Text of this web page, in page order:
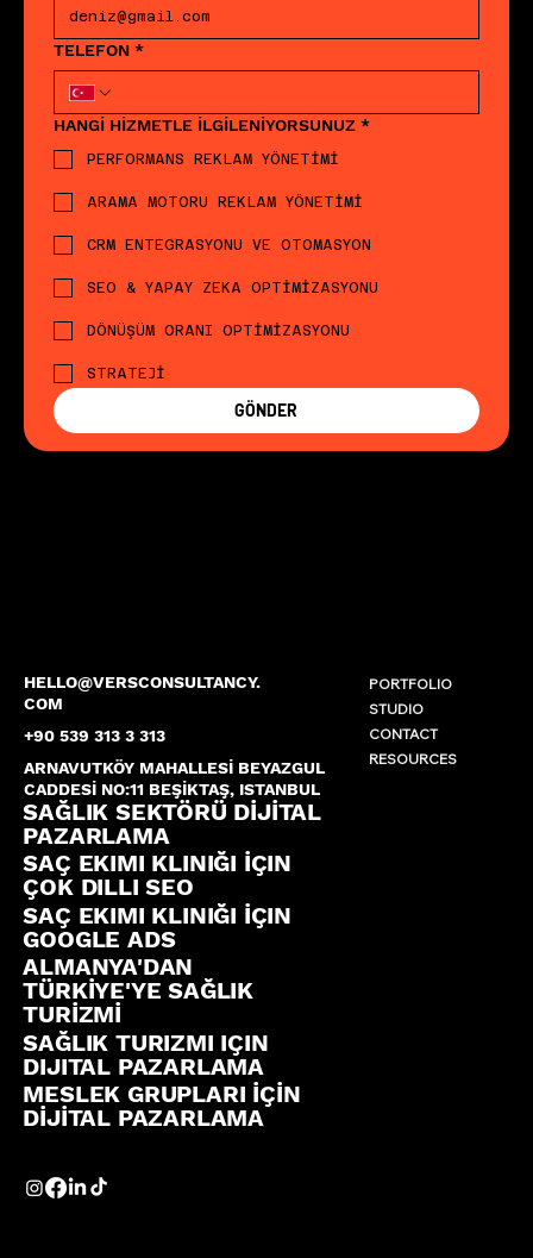
HELLO@VERSCONSULTANCY.
COM
+90 539 313 3 313
ARNAVUTKÖY MAHALLESİ BEYAZGUL
CADDESİ NO:11 BEŞİKTAŞ, ISTANBUL
SAĞLIK SEKTÖRÜ DİJİTAL
PAZARLAMA
SAÇ EKIMI KLINIĞI İÇIN
ÇOK DILLI SEO
SAÇ EKIMI KLINIĞI İÇIN
GOOGLE ADS
ALMANYA'DAN
TÜRKİYE'YE SAĞLIK
TURİZMİ
SAĞLIK TURIZMI IÇIN
DIJITAL PAZARLAMA
MESLEK GRUPLARI İÇİN
DİJİTAL PAZARLAMA
PORTFOLIO
STUDIO
CONTACT
RESOURCES
TELEFON *
HANGİ HİZMETLE İLGİLENİYORSUNUZ *
PERFORMANS REKLAM YÖNETİMİ
ARAMA MOTORU REKLAM YÖNETİMİ
CRM ENTEGRASYONU VE OTOMASYON
SEO & YAPAY ZEKA OPTİMİZASYONU
DÖNÜŞÜM ORANI OPTİMİZASYONU
STRATEJİ
GÖNDER